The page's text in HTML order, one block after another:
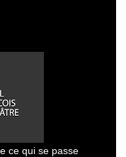
ce qui se passe